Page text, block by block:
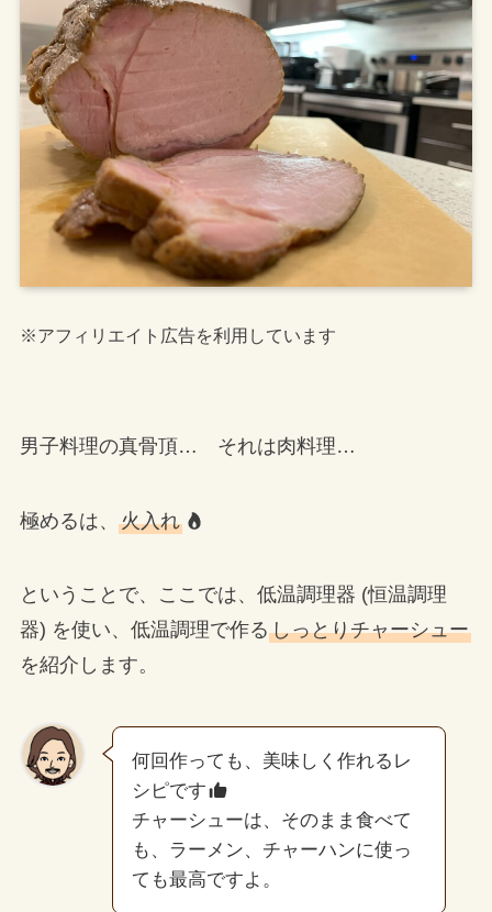
※アフィリエイト広告を利用しています
男子料理の真骨頂… それは肉料理…
極めるは、 火入れ
ということで、ここでは、低温調理器 (恒温調理
器) を使い、低温調理で作るしっとりチャーシュー
を紹介します。
何回作っても、美味しく作れるレ
シピです
チャーシューは、そのまま食べて
も、ラーメン、チャーハンに使っ
ても最高ですよ。